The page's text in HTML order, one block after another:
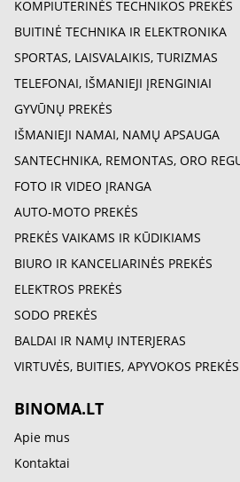
KOMPIUTERINĖS TECHNIKOS PREKĖS
BUITINĖ TECHNIKA IR ELEKTRONIKA
SPORTAS, LAISVALAIKIS, TURIZMAS
TELEFONAI, IŠMANIEJI ĮRENGINIAI
GYVŪNŲ PREKĖS
IŠMANIEJI NAMAI, NAMŲ APSAUGA
SANTECHNIKA, REMONTAS, ORO
FOTO IR VIDEO ĮRANGA
AUTO-MOTO PREKĖS
PREKĖS VAIKAMS IR KŪDIKIAMS
BIURO IR KANCELIARINĖS PREKĖS
ELEKTROS PREKĖS
SODO PREKĖS
BALDAI IR NAMŲ INTERJERAS
VIRTUVĖS, BUITIES, APYVOKOS PREKĖS
BINOMA.LT
Apie mus
Kontaktai